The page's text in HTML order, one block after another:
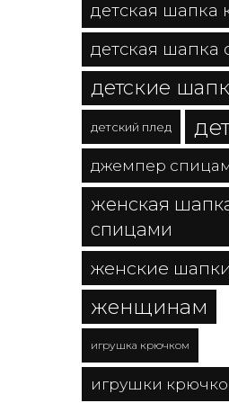
детская шапка
детская шапка
детские
детский плед
джемпер
женская
спицами
женские шапки
женщинам
игрушка крючком
игрушки